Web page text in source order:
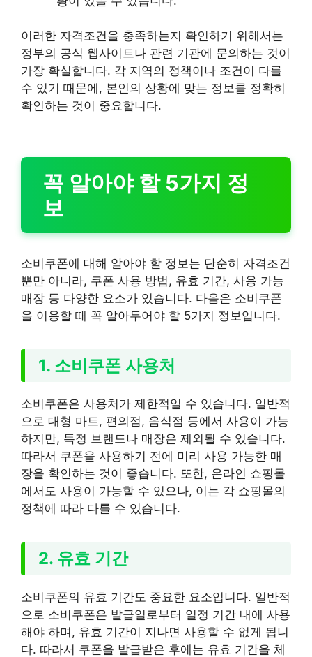
이러한 자격조건을 충족하는지 확인하기 위해서는
정부의 공식 웹사이트나 관련 기관에 문의하는 것이
가장 확실합니다. 각 지역의 정책이나 조건이 다를
수 있기 때문에, 본인의 상황에 맞는 정보를 정확히
확인하는 것이 중요합니다.
꼭 알아야 할 5가지 정
보
소비쿠폰에 대해 알아야 할 정보는 단순히 자격조건
뿐만 아니라, 쿠폰 사용 방법, 유효 기간, 사용 가능
매장 등 다양한 요소가 있습니다. 다음은 소비쿠폰
을 이용할 때 꼭 알아두어야 할 5가지 정보입니다.
1. 소비쿠폰 사용처
소비쿠폰은 사용처가 제한적일 수 있습니다. 일반적
으로 대형 마트, 편의점, 음식점 등에서 사용이 가능
하지만, 특정 브랜드나 매장은 제외될 수 있습니다.
따라서 쿠폰을 사용하기 전에 미리 사용 가능한 매
장을 확인하는 것이 좋습니다. 또한, 온라인 쇼핑몰
에서도 사용이 가능할 수 있으나, 이는 각 쇼핑몰의
정책에 따라 다를 수 있습니다.
2. 유효 기간
소비쿠폰의 유효 기간도 중요한 요소입니다. 일반적
으로 소비쿠폰은 발급일로부터 일정 기간 내에 사용
해야 하며, 유효 기간이 지나면 사용할 수 없게 됩니
다. 따라서 쿠폰을 발급받은 후에는 유효 기간을 체